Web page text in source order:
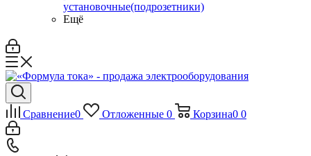
установочные(подрозетники)
Ещё
Сравнение0 Отложенные 0 Корзина0 0